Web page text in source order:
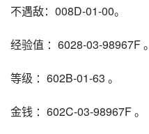
不遇敌：008D-01-00。
经验值 ：6028-03-98967F 。
等级 ：602B-01-63 。
金钱 ：602C-03-98967F 。